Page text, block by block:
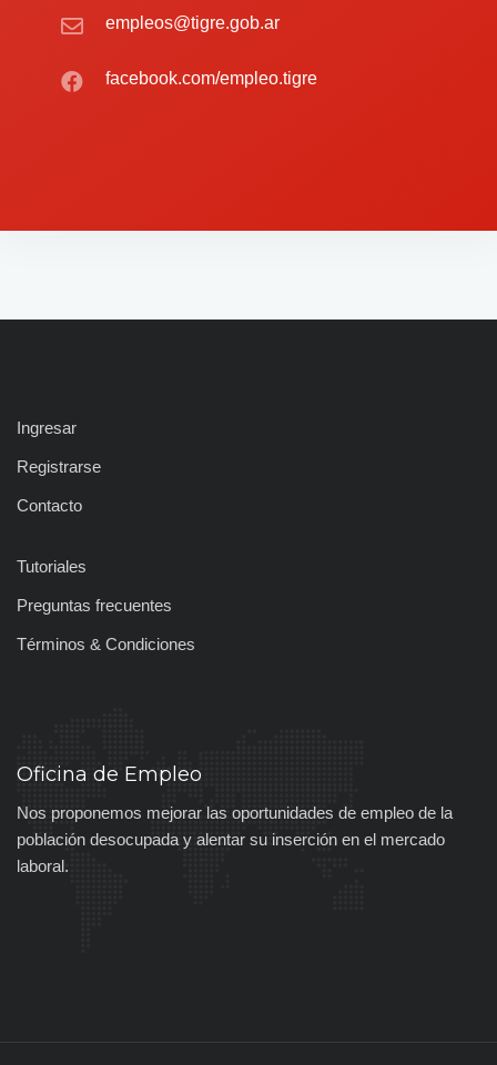
empleos@tigre.gob.ar
facebook.com/empleo.tigre
Ingresar
Registrarse
Contacto
Tutoriales
Preguntas frecuentes
Términos & Condiciones
Oficina de Empleo
Nos proponemos mejorar las oportunidades de empleo de la
población desocupada y alentar su inserción en el mercado
laboral.